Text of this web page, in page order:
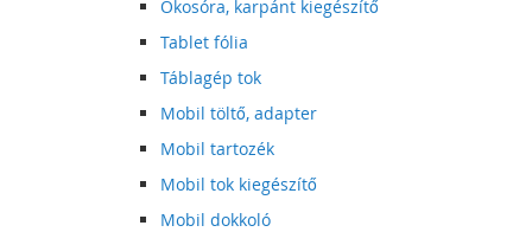
Okosóra, karpánt kiegészítő
Tablet fólia
Táblagép tok
Mobil töltő, adapter
Mobil tartozék
Mobil tok kiegészítő
Mobil dokkoló